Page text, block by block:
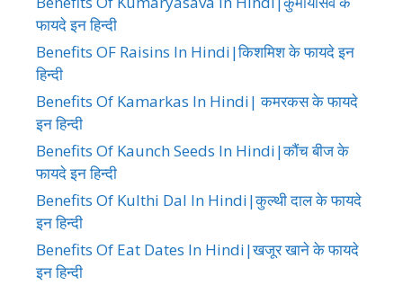
फायदे इन हिन्दी
Benefits OF Raisins In Hindi|किशमिश के फायदे इन
हिन्दी
Benefits Of Kamarkas In Hindi| कमरकस के फायदे
इन हिन्दी
Benefits Of Kaunch Seeds In Hindi|कौंच बीज के
फायदे इन हिन्दी
Benefits Of Kulthi Dal In Hindi|कुल्थी दाल के फायदे
इन हिन्दी
Benefits Of Eat Dates In Hindi|खजूर खाने के फायदे
इन हिन्दी